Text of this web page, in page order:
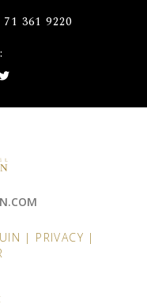
71 361 9220
| PRIVACY |